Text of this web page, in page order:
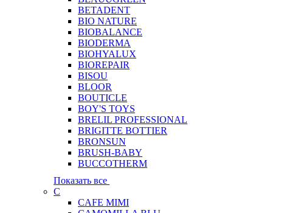
BETADENT
BIO NATURE
BIOBALANCE
BIODERMA
BIOHYALUX
BIOREPAIR
BISOU
BLOOR
BOUTICLE
BOY'S TOYS
BRELIL PROFESSIONAL
BRIGITTE BOTTIER
BRONSUN
BRUSH-BABY
BUCCOTHERM
Показать все
C
CAFE MIMI